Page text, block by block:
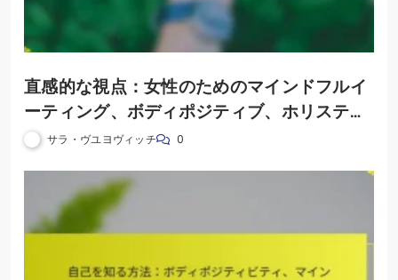
直感的な視点：女性のためのマインドフルイ
ーティング、ボディポジティブ、ホリスティ
ックウェルネスの受け入れ
サラ・ヴユヨヴィッチ 0